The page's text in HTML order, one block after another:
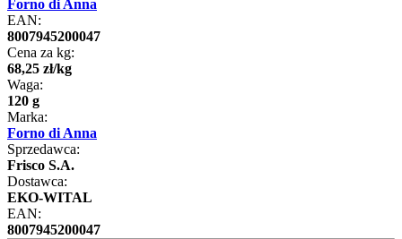
Forno di Anna
EAN:
8007945200047
Cena za kg:
68,25 zł/kg
Waga:
120 g
Marka:
Forno di Anna
Sprzedawca:
Frisco S.A.
Dostawca:
EKO-WITAL
EAN:
8007945200047